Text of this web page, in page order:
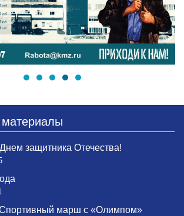
защитника Отечества!
марш с «Олимпом»